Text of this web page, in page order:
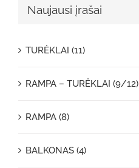
Naujausi įrašai
TURĖKLAI (11)
RAMPA – TURĖKLAI (9/12)
RAMPA (8)
BALKONAS (4)